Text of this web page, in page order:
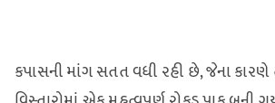
કપાસની માંગ સતત વધી રહી છે, જેના કારણે